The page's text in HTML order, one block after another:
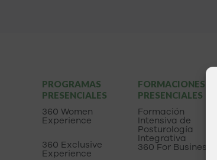
PROGRAMAS
PRESENCIALES
360 Women
Experience
360 Exclusive
Experience
FORMACIONES
PRESENCIALES
Formación
Intensiva de
Posturología
Integrativa
360 For Business